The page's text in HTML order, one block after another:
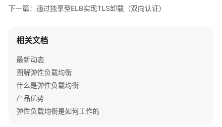
支
区
域
系
统
权
限
下一篇：通过独享型ELB实现TLS卸载（双向认证）
相关文档
最新动态
图解弹性负载均衡
什么是弹性负载均衡
产品优势
弹性负载均衡是如何工作的